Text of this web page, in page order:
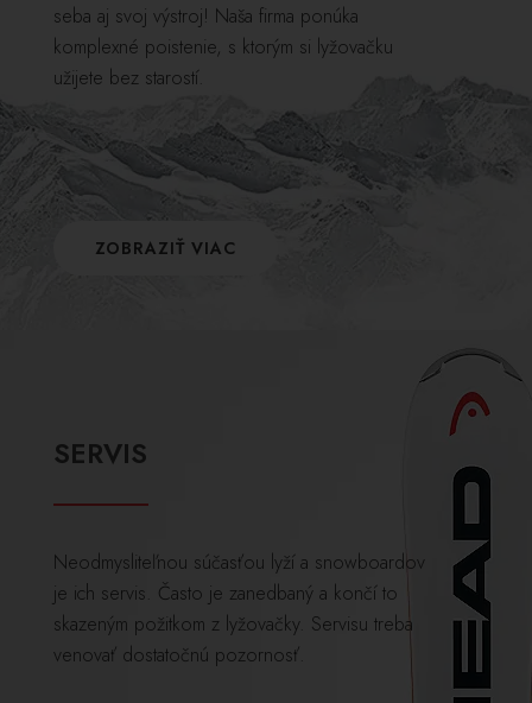
seba aj svoj výstroj! Naša firma ponúka
komplexné poistenie, s ktorým si lyžovačku
užijete bez starostí.
ZOBRAZIŤ VIAC
SERVIS
Neodmysliteľnou súčasťou lyží a snowboardov
je ich servis. Často je zanedbaný a končí to
skazeným požitkom z lyžovačky. Servisu treba
venovať dostatočnú pozornosť.